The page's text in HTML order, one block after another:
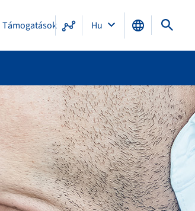
Támogatások Hu